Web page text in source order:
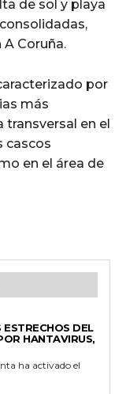
de sol y playa
Coruña.
por
más
en el
cascos
en el área de
DEL
HANTAVIRUS,
ha activado el